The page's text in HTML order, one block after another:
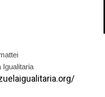
Igualitaria